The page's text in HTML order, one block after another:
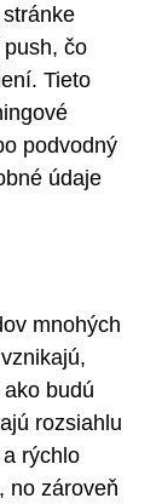
čo
Tieto
podvodný
údaje
mnohých
budú
rozsiahlu
rýchlo
no zároveň